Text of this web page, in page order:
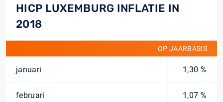
HICP LUXEMBURG INFLATIE IN
2018
OP JAARBASIS
januari 1,30 %
februari 1,07 %